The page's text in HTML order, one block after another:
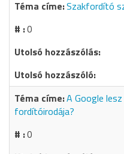
Szakfordító
0
A Google
fordítóirodája?
0